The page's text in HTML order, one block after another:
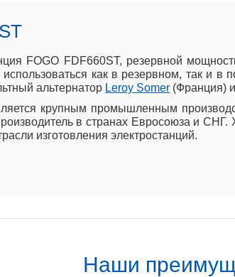
FOGO FDF660ST, резервной
как в резервном, так и
альтернатор Leroy Somer (Франция)
крупным промышленным
в странах Евросоюза и
изготовления электростанций.
Наши